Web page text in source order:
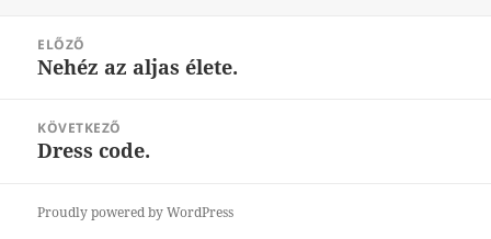
navigáció
ELŐZŐ
Korábbi
Nehéz az aljas élete.
KÖVETKEZŐ
Következő
Dress code.
Proudly powered by WordPress